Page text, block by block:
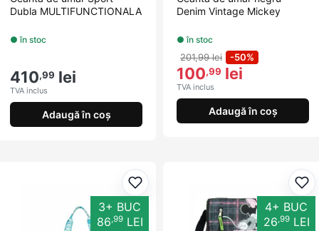
Dubla MULTIFUNCTIONALA
● în stoc
410,99 lei
TVA inclus
Adaugă în coș
Denim Vintage Mickey
● în stoc
201,99 lei -50%
100,99 lei
TVA inclus
Adaugă în coș
Adaugă la favorite
3+ BUC
86,99LEI
4+ BUC
26,99LEI